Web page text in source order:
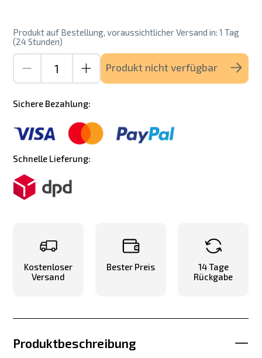
Produkt auf Bestellung, voraussichtlicher Versand in: 1 Tag
(24 Stunden)
Produkt nicht verfügbar
Sichere Bezahlung:
Schnelle Lieferung:
Kostenloser
Versand
Bester Preis
14 Tage
Rückgabe
Produktbeschreibung